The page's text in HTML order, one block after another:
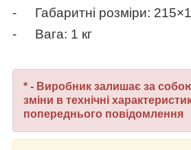
-
Габаритні розміри: 215×1
-
Вага: 1 кг
* - Виробник залишає за
зміни в технічні
попереднього повідомлення